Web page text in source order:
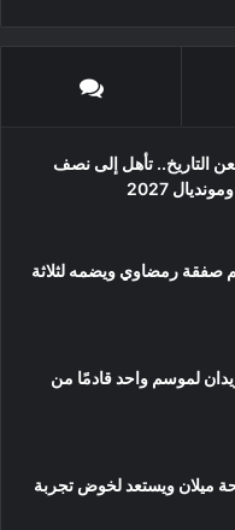
التاريخ.. تأهل إلى نصف
صفقة رمضاوي ويضمه لثلاثة
لموسم واحد قادمًا من
ميلان ويستعد لخوض تجربة